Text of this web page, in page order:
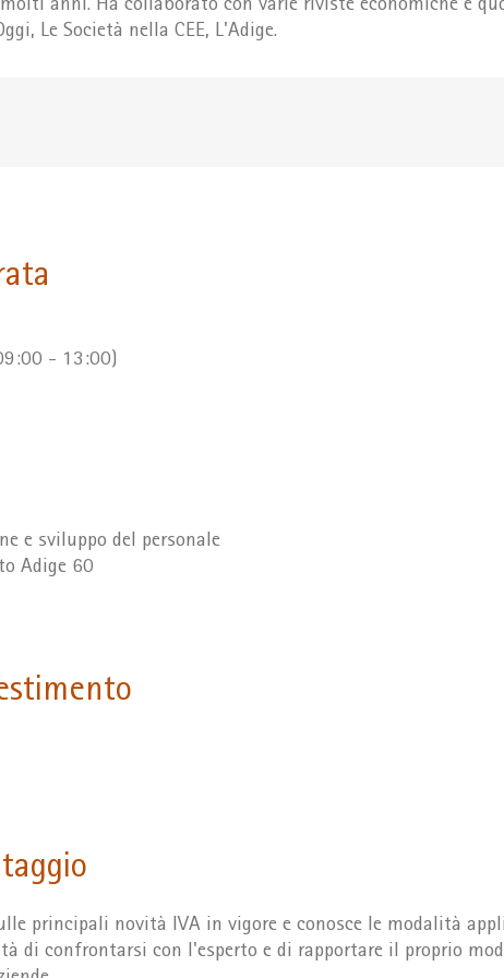
anni. Ha collaborato con varie riviste economiche e
Le Società nella CEE, L'Adige.
- 13:00)
e sviluppo del personale
Adige 60
principali novità IVA in vigore e conosce le modalità
di confrontarsi con l'esperto e di rapportare il proprio